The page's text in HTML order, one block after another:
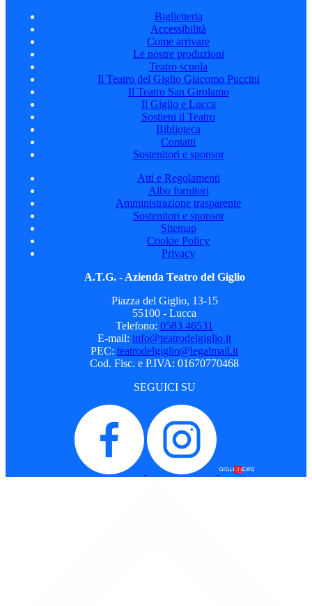
Biglietteria
Accessibilità
Come arrivare
Le nostre produzioni
Teatro scuola
Il Teatro del Giglio Giacomo Puccini
Il Teatro San Girolamo
Il Giglio e Lucca
Sostieni il Teatro
Biblioteca
Contatti
Sostenitori e sponsor
Atti e Regolamenti
Albo fornitori
Amministrazione trasparente
Sostenitori e sponsor
Sitemap
Cookie Policy
Privacy
A.T.G. - Azienda Teatro del Giglio
Piazza del Giglio, 13-15
55100 - Lucca
Telefono: 0583 46531
E-mail: info@teatrodelgiglio.it
PEC: teatrodelgiglio@legalmail.it
Cod. Fisc. e P.IVA: 01670770468
SEGUICI SU